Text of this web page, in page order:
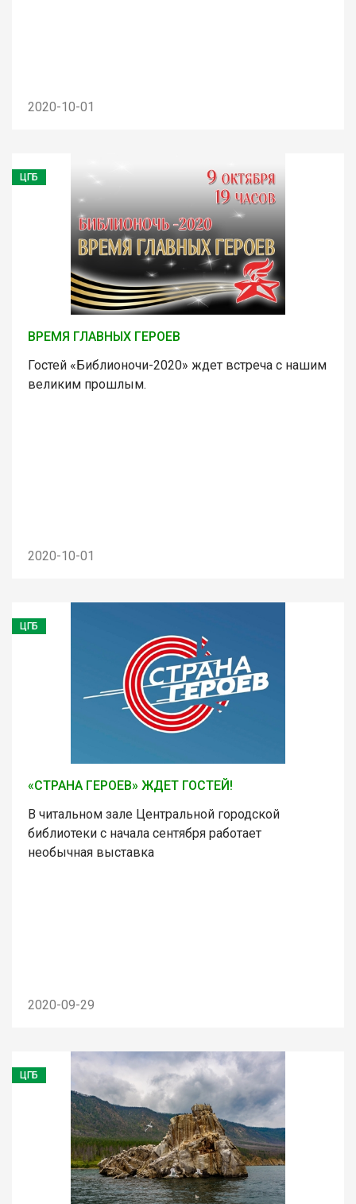
2020-10-01
ЦГБ
ВРЕМЯ ГЛАВНЫХ ГЕРОЕВ
Гостей «Библионочи-2020» ждет встреча с нашим
великим прошлым.
2020-10-01
ЦГБ
«СТРАНА ГЕРОЕВ» ЖДЕТ ГОСТЕЙ!
В читальном зале Центральной городской
библиотеки с начала сентября работает
необычная выставка
2020-09-29
ЦГБ